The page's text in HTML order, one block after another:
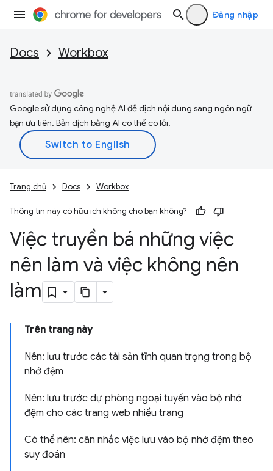
Đăng nhập
Docs Workbox
Google sử dụng công nghệ AI để dịch nội dung sang ngôn ngữ
bạn ưu tiên. Bản dịch bằng AI có thể có lỗi.
Trang chủ Docs Workbox
Thông tin này có hữu ích không cho bạn không?
Việc truyền bá những việc
nên làm và việc không nên
làm
Trên trang này
Nên: lưu trước các tài sản tĩnh quan trọng trong bộ
nhớ đệm
Nên: lưu trước dự phòng ngoại tuyến vào bộ nhớ
đệm cho các trang web nhiều trang
Có thể nên: cân nhắc việc lưu vào bộ nhớ đệm theo
suy đoán